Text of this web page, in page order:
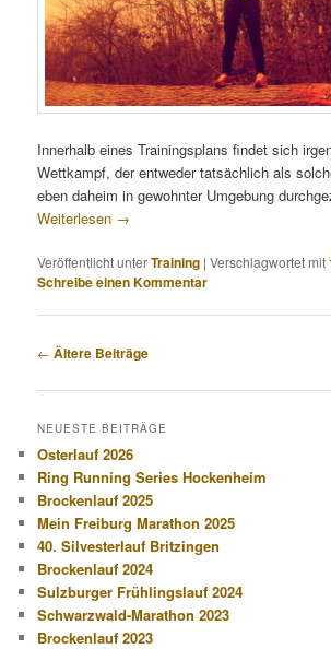
Innerhalb eines Trainingsplans findet sich
Wettkampf, der entweder tatsächlich als
eben daheim in gewohnter Umgebung
Weiterlesen →
Veröffentlicht unterTraining |Verschlagwortet mit
Schreibe einen Kommentar
Beitragsnavigation
← Ältere Beiträge
NEUESTE BEITRÄGE
Osterlauf 2026
Ring Running Series Hockenheim
Brockenlauf 2025
Mein Freiburg Marathon 2025
40. Silvesterlauf Britzingen
Brockenlauf 2024
Sulzburger Frühlingslauf 2024
Schwarzwald-Marathon 2023
Brockenlauf 2023